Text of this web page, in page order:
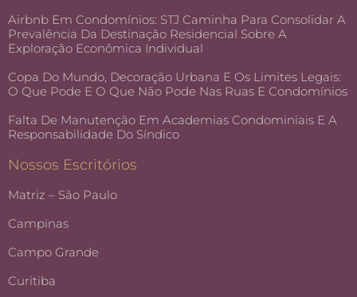
Airbnb Em Condomínios: STJ Caminha Para Consolidar A
Prevalência Da Destinação Residencial Sobre A
Exploração Econômica Individual
Copa Do Mundo, Decoração Urbana E Os Limites Legais:
O Que Pode E O Que Não Pode Nas Ruas E Condomínios
Falta De Manutenção Em Academias Condominiais E A
Responsabilidade Do Síndico
Nossos Escritórios
Matriz – São Paulo
Campinas
Campo Grande
Curitiba